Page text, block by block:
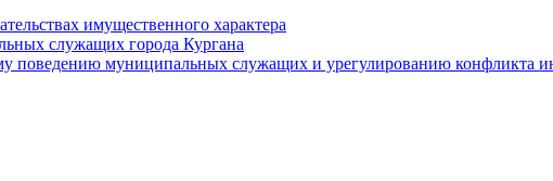
имущественного характера
служащих города Кургана
поведению муниципальных служащих и урегулированию конфликта